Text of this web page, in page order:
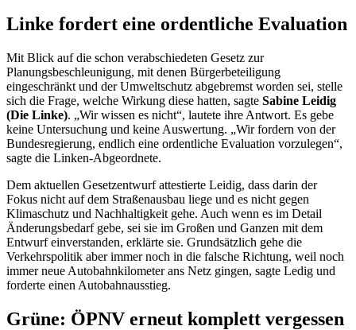
Linke fordert eine ordentliche Evaluation
Mit Blick auf die schon verabschiedeten Gesetz zur
Planungsbeschleunigung, mit denen Bürgerbeteiligung
eingeschränkt und der Umweltschutz abgebremst worden sei, stelle
sich die Frage, welche Wirkung diese hatten, sagte Sabine Leidig
(Die Linke). „Wir wissen es nicht“, lautete ihre Antwort. Es gebe
keine Untersuchung und keine Auswertung. „Wir fordern von der
Bundesregierung, endlich eine ordentliche Evaluation vorzulegen“,
sagte die Linken-Abgeordnete.
Dem aktuellen Gesetzentwurf attestierte Leidig, dass darin der
Fokus nicht auf dem Straßenausbau liege und es nicht gegen
Klimaschutz und Nachhaltigkeit gehe. Auch wenn es im Detail
Änderungsbedarf gebe, sei sie im Großen und Ganzen mit dem
Entwurf einverstanden, erklärte sie. Grundsätzlich gehe die
Verkehrspolitik aber immer noch in die falsche Richtung, weil noch
immer neue Autobahnkilometer ans Netz gingen, sagte Ledig und
forderte einen Autobahnausstieg.
Grüne: ÖPNV erneut komplett vergessen